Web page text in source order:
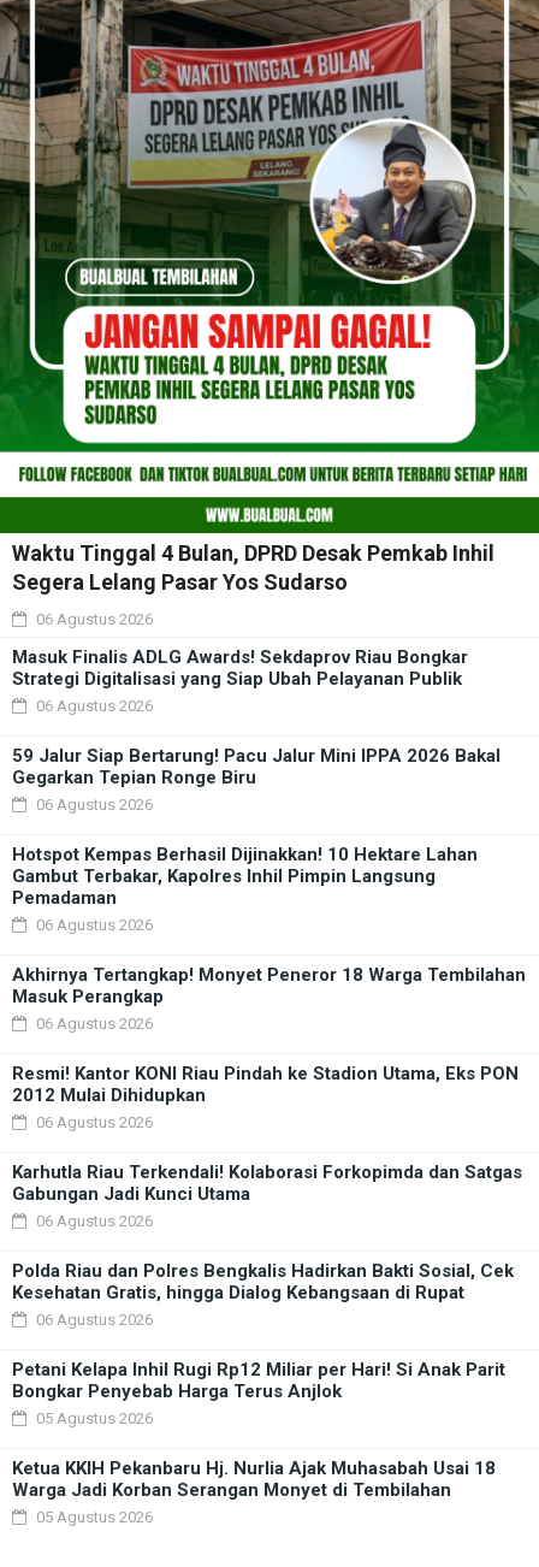
Waktu Tinggal 4 Bulan, DPRD Desak Pemkab Inhil
Segera Lelang Pasar Yos Sudarso
06 Agustus 2026
Masuk Finalis ADLG Awards! Sekdaprov Riau Bongkar
Strategi Digitalisasi yang Siap Ubah Pelayanan Publik
06 Agustus 2026
59 Jalur Siap Bertarung! Pacu Jalur Mini IPPA 2026 Bakal
Gegarkan Tepian Ronge Biru
06 Agustus 2026
Hotspot Kempas Berhasil Dijinakkan! 10 Hektare Lahan
Gambut Terbakar, Kapolres Inhil Pimpin Langsung
Pemadaman
06 Agustus 2026
Akhirnya Tertangkap! Monyet Peneror 18 Warga Tembilahan
Masuk Perangkap
06 Agustus 2026
Resmi! Kantor KONI Riau Pindah ke Stadion Utama, Eks PON
2012 Mulai Dihidupkan
06 Agustus 2026
Karhutla Riau Terkendali! Kolaborasi Forkopimda dan Satgas
Gabungan Jadi Kunci Utama
06 Agustus 2026
Polda Riau dan Polres Bengkalis Hadirkan Bakti Sosial, Cek
Kesehatan Gratis, hingga Dialog Kebangsaan di Rupat
06 Agustus 2026
Petani Kelapa Inhil Rugi Rp12 Miliar per Hari! Si Anak Parit
Bongkar Penyebab Harga Terus Anjlok
05 Agustus 2026
Ketua KKIH Pekanbaru Hj. Nurlia Ajak Muhasabah Usai 18
Warga Jadi Korban Serangan Monyet di Tembilahan
05 Agustus 2026